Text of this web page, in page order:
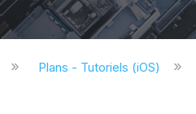
Plans - Tutoriels (iOS)